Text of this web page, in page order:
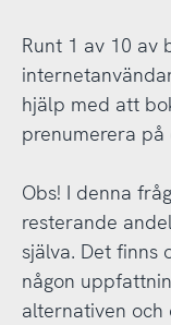
Runt 1 av 10 av
hjälp med att
prenumerera på
Obs! I denna
resterande
själva. Det finns
någon
alternativen